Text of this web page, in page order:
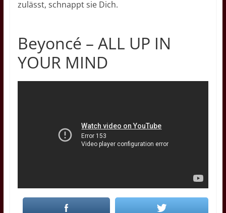
zulässt, schnappt sie Dich.
Beyoncé – ALL UP IN
YOUR MIND